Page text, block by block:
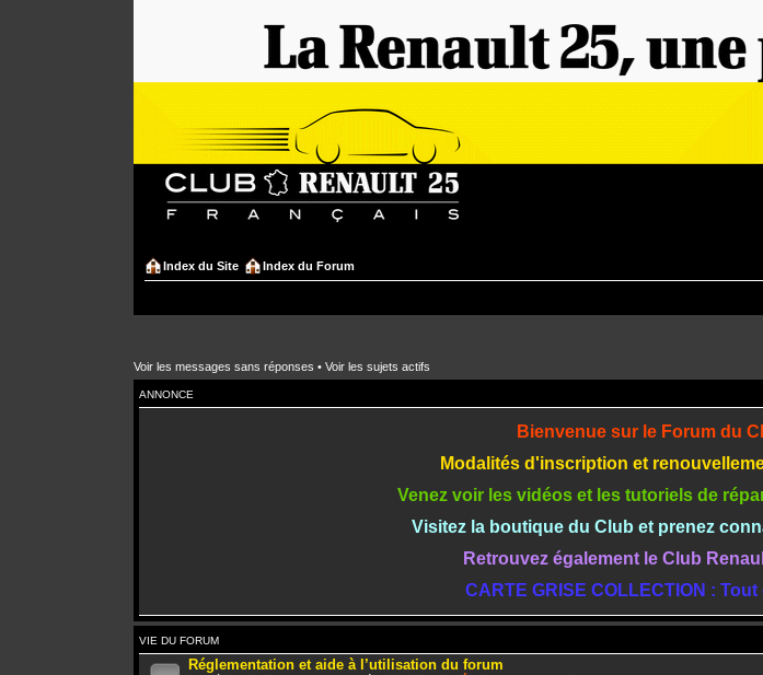
Index du Site Index du Forum
Voir les messages sans réponses • Voir les sujets actifs
ANNONCE
Bienvenue sur le Forum du
Modalités d'inscription et
Venez voir les vidéos et les tutoriels de
Visitez la boutique du Club et prenez
Retrouvez également le Club
CARTE GRISE COLLECTION :
VIE DU FORUM
Réglementation et aide à l’utilisation du forum